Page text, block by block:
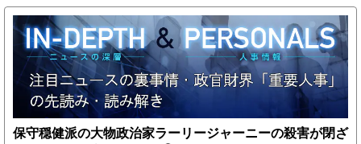
保守穏健派の大物政治家ラーリージャーニーの殺害が閉ざ